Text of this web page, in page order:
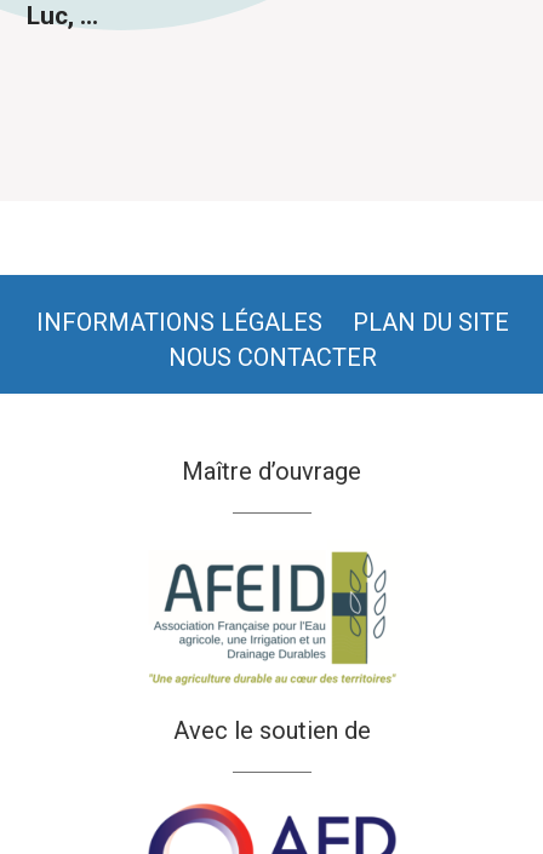
Luc, ...
INFORMATIONS LÉGALES
PLAN DU SITE
NOUS CONTACTER
Maître d’ouvrage
Avec le soutien de